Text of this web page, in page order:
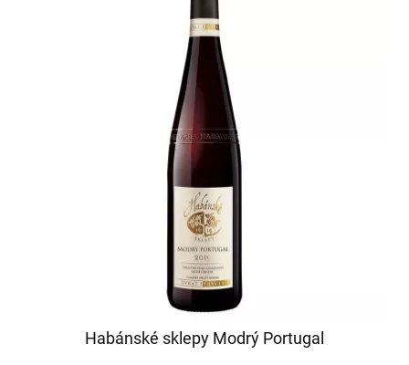
Habánské sklepy Modrý Portugal